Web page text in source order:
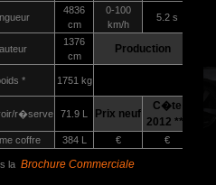
4836
cm
0-100
km/h
5.2 s
1376
cm
Production
* 1751 kg
r�serve 71.9 L Prix neuf
C�te
2012 ***
coffre 384 L € €
la Brochure Commerciale